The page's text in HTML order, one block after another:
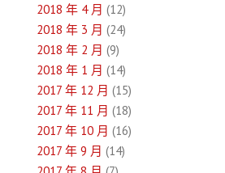
2018 年 4 月 (12)
2018 年 3 月 (24)
2018 年 2 月 (9)
2018 年 1 月 (14)
2017 年 12 月 (15)
2017 年 11 月 (18)
2017 年 10 月 (16)
2017 年 9 月 (14)